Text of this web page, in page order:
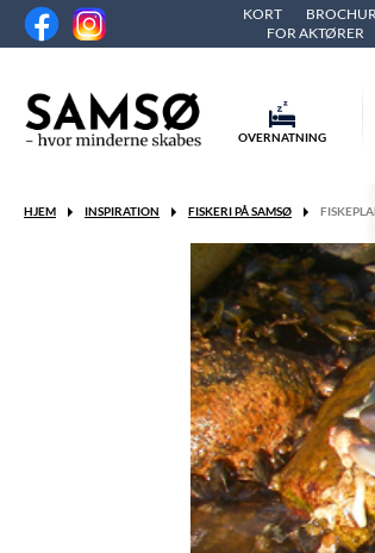
KORT
FOR AKTØRER
OVERNATNING
HJEM INSPIRATION FISKERI PÅ SAMSØ